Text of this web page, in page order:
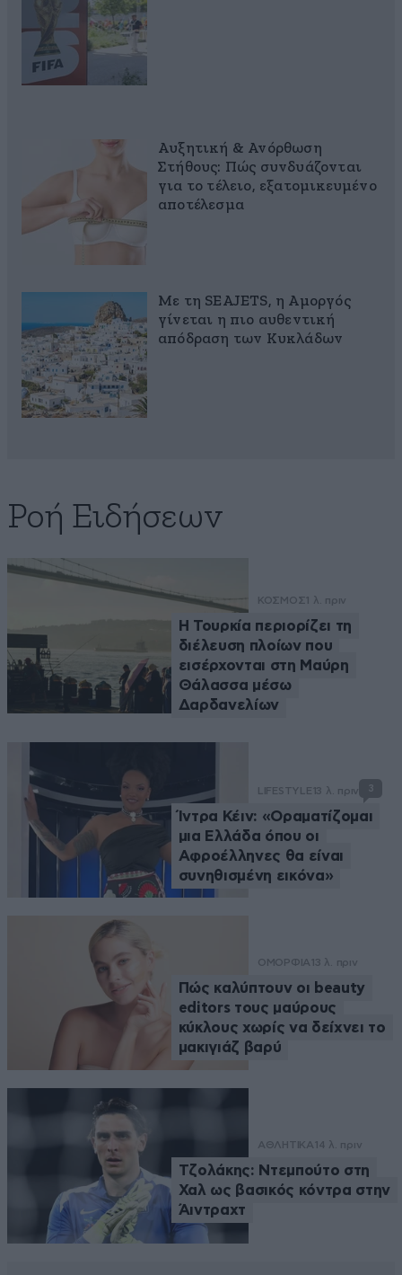
Αυξητική & Ανόρθωση
Στήθους: Πώς συνδυάζονται
για το τέλειο, εξατομικευμένο
αποτέλεσμα
Με τη SEAJETS, η Αμοργός
γίνεται η πιο αυθεντική
απόδραση των Κυκλάδων
Ροή Ειδήσεων
ΚΟΣΜΟΣ 1 λ. πριν
Η Τουρκία περιορίζει τη
διέλευση πλοίων που
εισέρχονται στη Μαύρη
Θάλασσα μέσω
Δαρδανελίων
LIFESTYLE 13 λ. πριν 3
Ίντρα Κέιν: «Οραματίζομαι
μια Ελλάδα όπου οι
Αφροέλληνες θα είναι
συνηθισμένη εικόνα»
ΟΜΟΡΦΙΑ 13 λ. πριν
Πώς καλύπτουν οι beauty
editors τους μαύρους
κύκλους χωρίς να δείχνει το
μακιγιάζ βαρύ
ΑΘΛΗΤΙΚΑ 14 λ. πριν
Τζολάκης: Ντεμπούτο στη
Χαλ ως βασικός κόντρα στην
Άιντραχτ